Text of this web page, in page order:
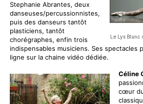
Le Lys Blanc
Stephanie Abrantes, deux
danseuses/percussionnistes,
puis des danseurs tantôt
plasticiens, tantôt
chorégraphes, enfin trois
indispensables musiciens. Ses spectacles
ligne sur la chaine vidéo dédiée.
Céline
cœur